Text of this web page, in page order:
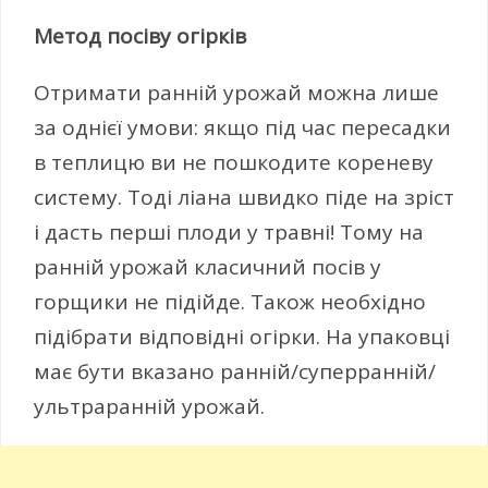
Метод посіву огірків
Отримати ранній урожай можна лише
за однієї умови: якщо під час пересадки
в теплицю ви не пошкодите кореневу
систему. Тоді ліана швидко піде на зріст
і дасть перші плоди у травні! Тому на
ранній урожай класичний посів у
горщики не підійде. Також необхідно
підібрати відповідні огірки. На упаковці
має бути вказано ранній/суперранній/
ультраранній урожай.